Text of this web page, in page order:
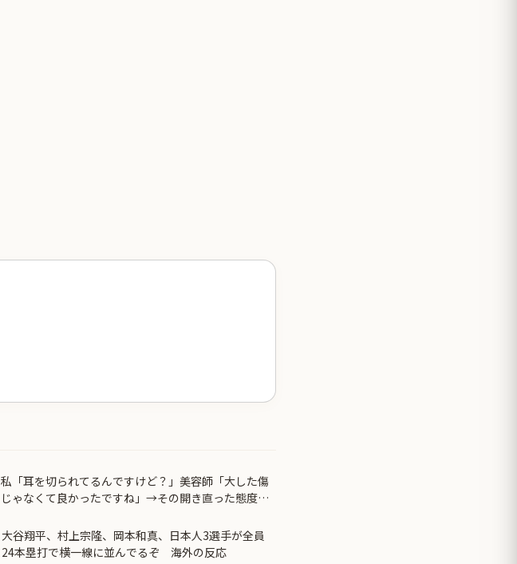
私「耳を切られてるんですけど？」美容師「大した傷
じゃなくて良かったですね」→その開き直った態度に
大谷翔平、村上宗隆、岡本和真、日本人3選手が全員
24本塁打で横一線に並んでるぞ 海外の反応